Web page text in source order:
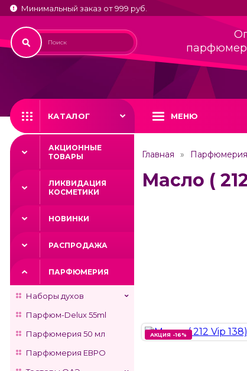
Минимальный заказ от 999 руб.
КАТАЛОГ МЕНЮ
АКЦИОННЫЕ
ТОВАРЫ
ЛИКВИДАЦИЯ
КОСМЕТИКИ
НОВИНКИ
РАСПРОДАЖА
ПАРФЮМЕРИЯ
Наборы духов
Парфюм-Delux 55ml
Парфюмерия 50 мл
Парфюмерия ЕВРО
Главная Парфюмерия
Масло (
АКЦИЯ -16%
АКЦИЯ -16%